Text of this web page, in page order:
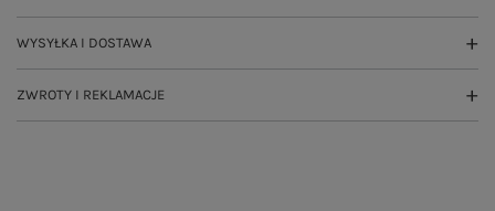
WYSYŁKA I DOSTAWA
ZWROTY I REKLAMACJE